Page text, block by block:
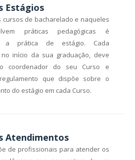
Estágios
cursos de bacharelado e naqueles
práticas pedagógicas é
a prática de estágio. Cada
no início da sua graduação, deve
coordenador do seu Curso e
que dispõe sobre o
do estágio em cada Curso.
Atendimentos
de profissionais para atender os